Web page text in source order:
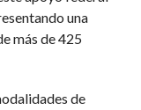
una
más de 425
de